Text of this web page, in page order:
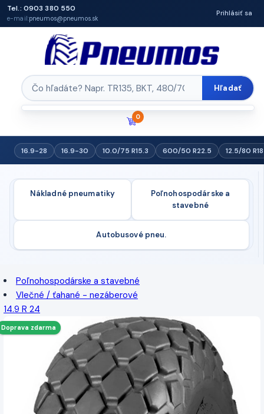
Tel.: 0903 380 550
e-mail:pneumos@pneumos.sk
Prihlásiť sa
Hľadať
0
16.9-28 16.9-30 10.0/75 R15.3 600/50 R22.5 12.5/80 R18
Nákladné pneumatiky
Poľnohospodárske a
stavebné
Autobusové pneu.
Poľnohospodárske a stavebné
Vlečné / ťahané - nezáberové
14.9 R 24
Doprava zdarma